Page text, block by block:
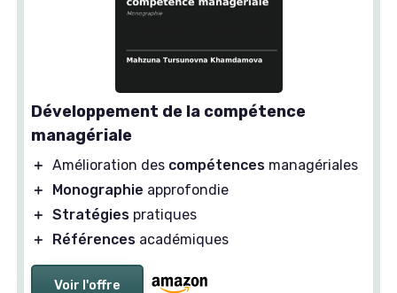
Développement de la compétence
managériale
＋ Amélioration des compétences managériales
＋
Monographie approfondie
＋ Stratégies pratiques
＋
Références académiques
Voir l'offre